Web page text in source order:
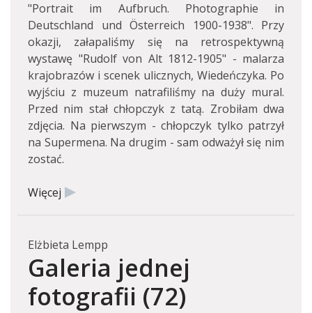
"Portrait im Aufbruch. Photographie in
Deutschland und Österreich 1900-1938". Przy
okazji, załapaliśmy się na retrospektywną
wystawę "Rudolf von Alt 1812-1905" - malarza
krajobrazów i scenek ulicznych, Wiedeńczyka. Po
wyjściu z muzeum natrafiliśmy na duży mural.
Przed nim stał chłopczyk z tatą. Zrobiłam dwa
zdjęcia. Na pierwszym - chłopczyk tylko patrzył
na Supermena. Na drugim - sam odważył się nim
zostać.
Więcej
Elżbieta Lempp
Galeria jednej
fotografii (72)